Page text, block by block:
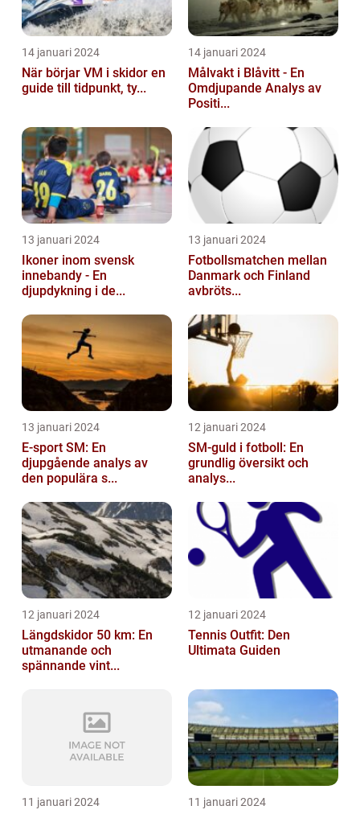
14 januari 2024
När börjar VM i skidor en
guide till tidpunkt, ty...
14 januari 2024
Målvakt i Blåvitt - En
Omdjupande Analys av
Positi...
13 januari 2024
Ikoner inom svensk
innebandy - En
djupdykning i de...
13 januari 2024
Fotbollsmatchen mellan
Danmark och Finland
avbröts...
13 januari 2024
E-sport SM: En
djupgående analys av
den populära s...
12 januari 2024
SM-guld i fotboll: En
grundlig översikt och
analys...
12 januari 2024
Längdskidor 50 km: En
utmanande och
spännande vint...
12 januari 2024
Tennis Outfit: Den
Ultimata Guiden
11 januari 2024 11 januari 2024